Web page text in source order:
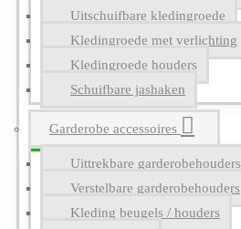
Uitschuifbare kledingroede
Kledingroede met verlichting
Kledingroede houders
Schuifbare jashaken
Garderobe accessoires
Uittrekbare garderobehouders
Verstelbare garderobehouders
Kleding beugels / houders